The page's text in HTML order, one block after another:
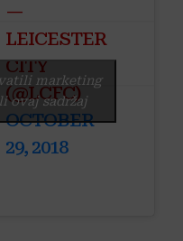
—
LEICESTER
CITY
(@LCFC)
OCTOBER
29, 2018
marketing
ovaj sadržaj